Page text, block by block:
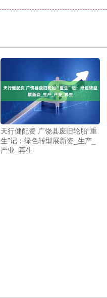
天行健配资 广饶县废旧轮胎“重
生”记：绿色转型展新姿_生产_
产业_再生